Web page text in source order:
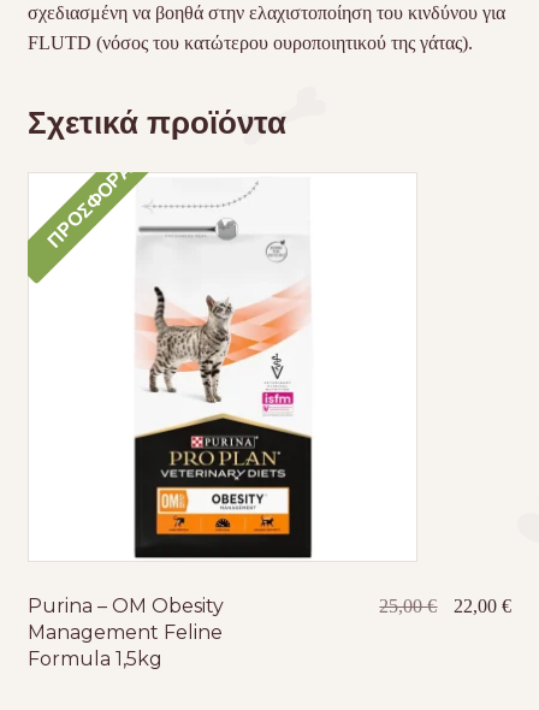
σχεδιασμένη να βοηθά στην ελαχιστοποίηση του κινδύνου για
FLUTD (νόσος του κατώτερου ουροποιητικού της γάτας).
Σχετικά προϊόντα
Purina – OM Obesity
Management Feline
Formula 1,5kg
25,00€
Original
22,00€Η
ΠΡΟΣΦΟΡΆ!